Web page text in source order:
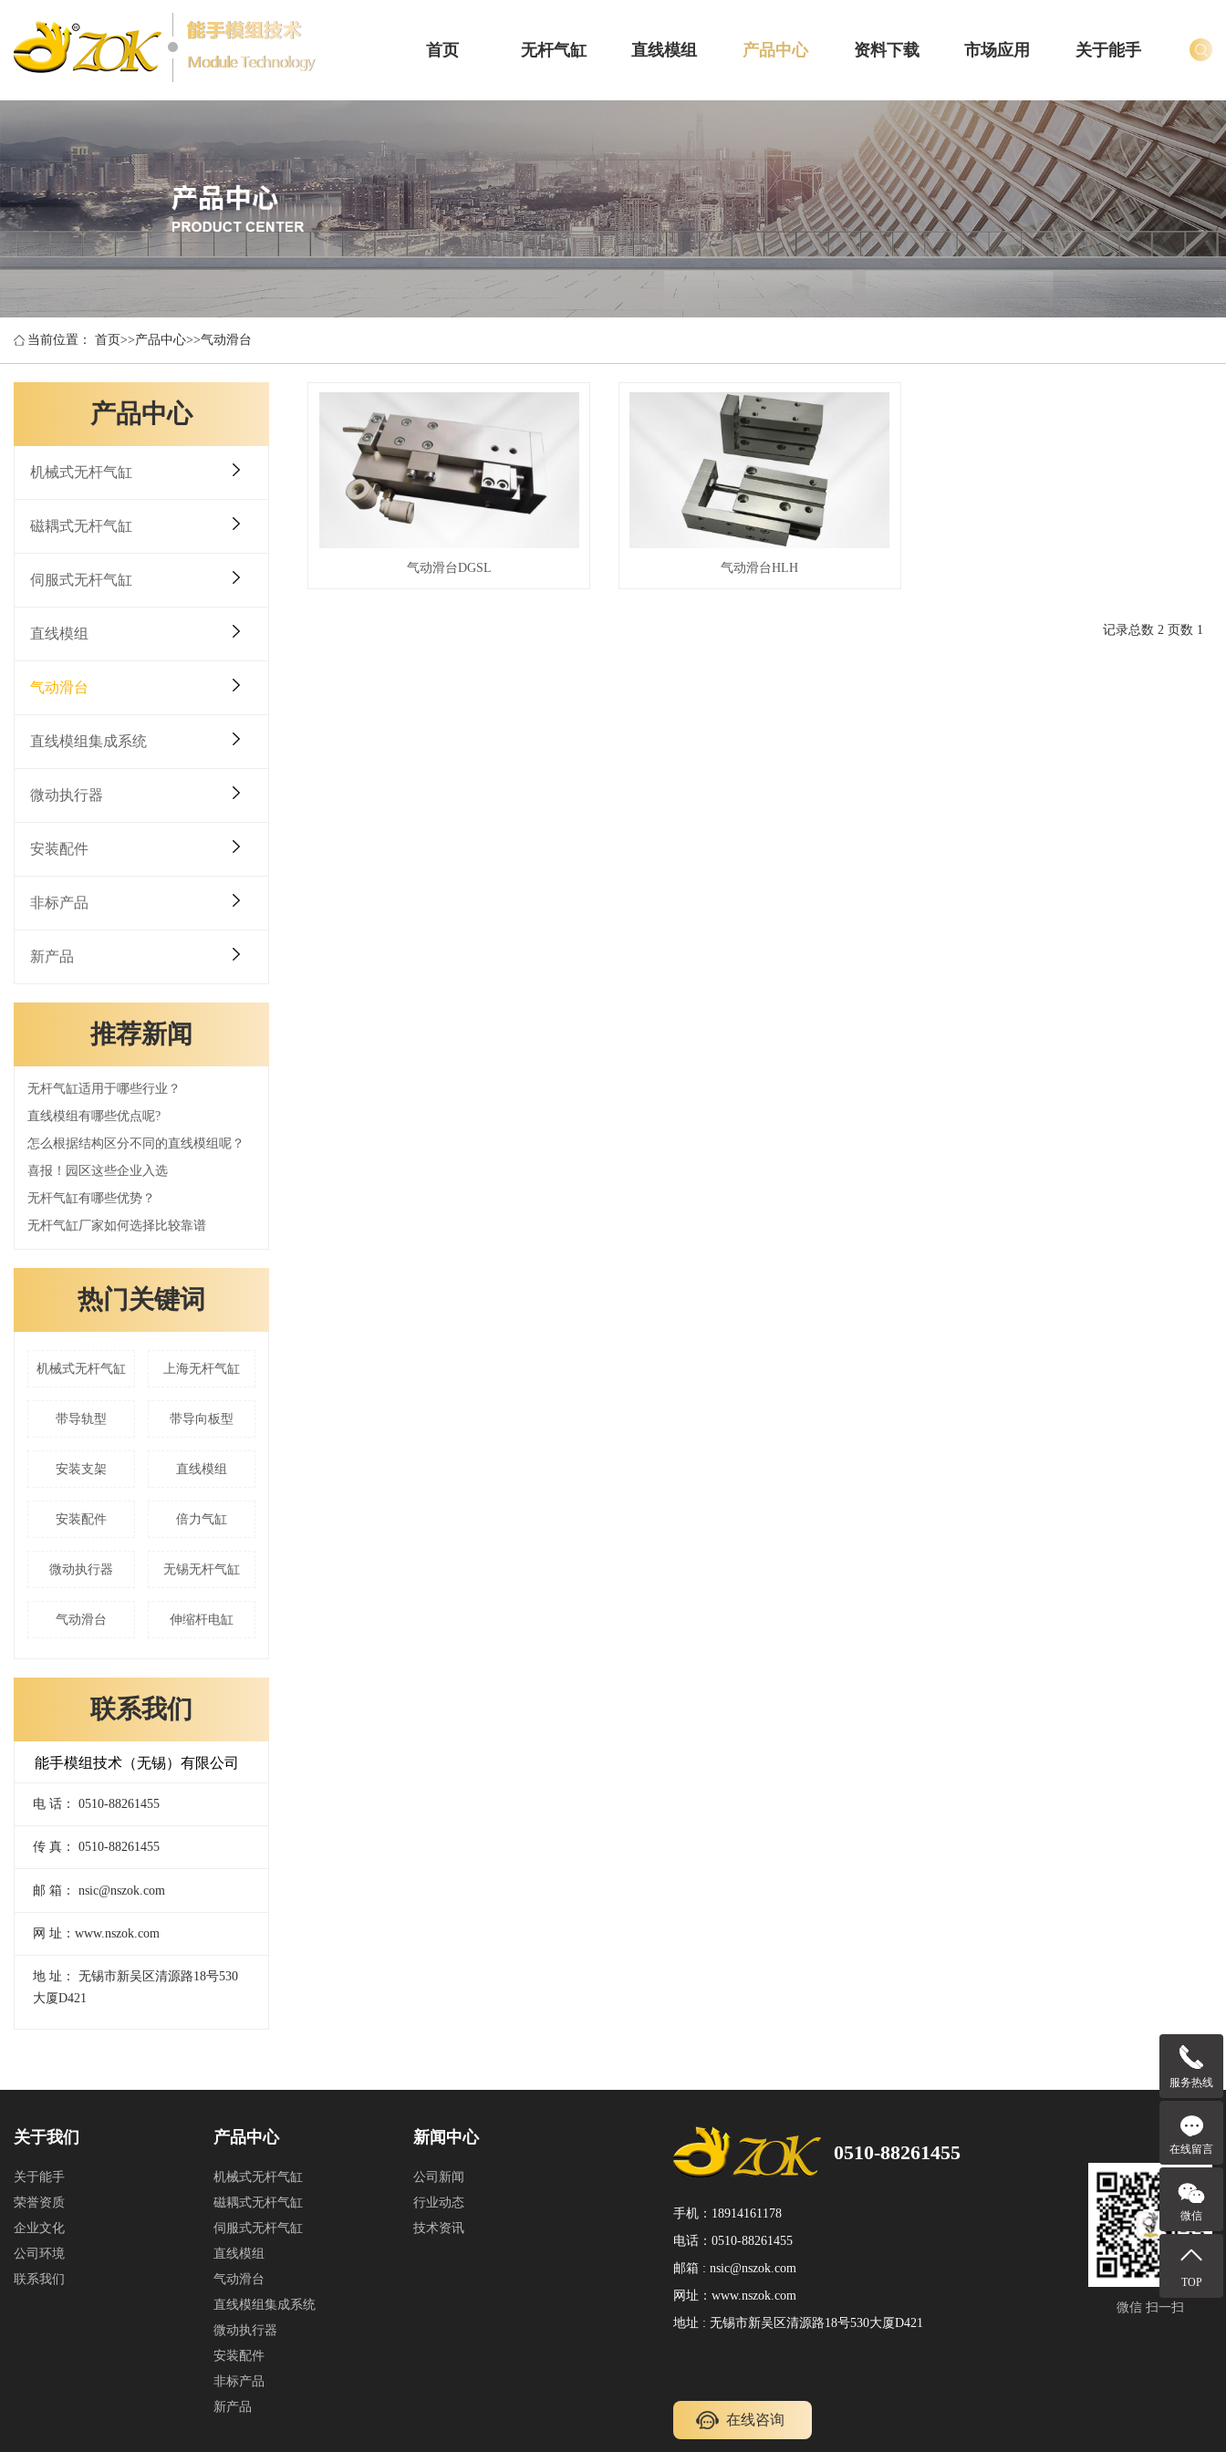
首页 无杆气缸 直线模组 产品中心 资料下载 市场应用 关于能手
当前位置： 首页>>产品中心>>气动滑台
产品中心
机械式无杆气缸
磁耦式无杆气缸
伺服式无杆气缸
直线模组
气动滑台
直线模组集成系统
微动执行器
安装配件
非标产品
新产品
推荐新闻
无杆气缸适用于哪些行业？
直线模组有哪些优点呢?
怎么根据结构区分不同的直线模组呢？
喜报！园区这些企业入选
无杆气缸有哪些优势？
无杆气缸厂家如何选择比较靠谱
热门关键词
机械式无杆气缸 上海无杆气缸
带导轨型 带导向板型
安装支架 直线模组
安装配件 倍力气缸
微动执行器 无锡无杆气缸
气动滑台 伸缩杆电缸
联系我们
能手模组技术（无锡）有限公司
电 话： 0510-88261455
传 真： 0510-88261455
邮 箱： nsic@nszok.com
网 址：www.nszok.com
地 址： 无锡市新吴区清源路18号530
大厦D421
气动滑台DGSL 气动滑台HLH
记录总数 2 页数 1
关于我们
关于能手
荣誉资质
企业文化
公司环境
联系我们
产品中心
机械式无杆气缸
磁耦式无杆气缸
伺服式无杆气缸
直线模组
气动滑台
直线模组集成系统
微动执行器
安装配件
非标产品
新产品
新闻中心
公司新闻
行业动态
技术资讯
0510-88261455
手机：18914161178
电话：0510-88261455
邮箱 : nsic@nszok.com
网址：www.nszok.com
地址 : 无锡市新吴区清源路18号530大厦D421
在线咨询
微信 扫一扫
服务热线
在线留言
微信
TOP